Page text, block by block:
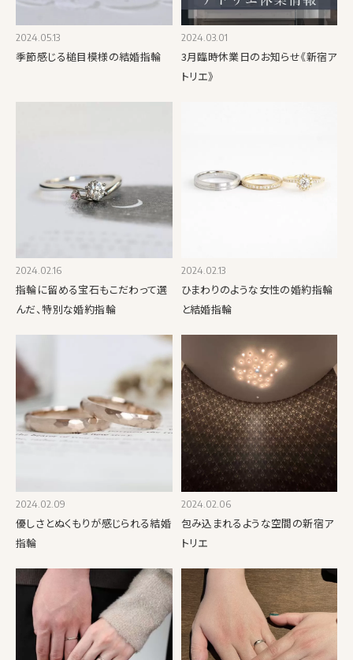
2024.05.13
季節感じる槌目模様の結婚指輪
2024.03.01
3月臨時休業日のお知らせ《新宿ア
トリエ》
2024.02.16
指輪に留める宝石もこだわって選
んだ、特別な婚約指輪
2024.02.13
ひまわりのような女性の婚約指輪
と結婚指輪
2024.02.09
優しさとぬくもりが感じられる結婚
指輪
2024.02.06
包み込まれるような空間の新宿ア
トリエ